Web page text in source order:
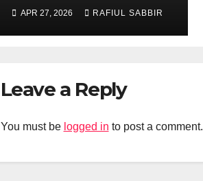
বলে?
APR 27, 2026 RAFIUL SABBIR
Leave a Reply
You must be logged in to post a comment.